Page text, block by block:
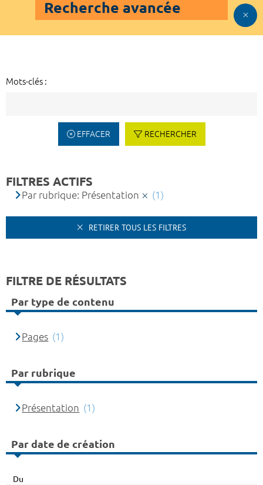
Recherche avancée
Mots-clés :
EFFACER RECHERCHER
FILTRES ACTIFS
Par rubrique: Présentation (1)
RETIRER TOUS LES FILTRES
FILTRE DE RÉSULTATS
Par type de contenu
Pages (1)
Par rubrique
Présentation (1)
Par date de création
Du